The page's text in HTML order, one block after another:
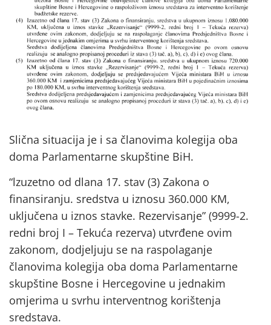
Slična situacija je i sa članovima kolegija oba
doma Parlamentarne skupštine BiH.
“lzuzetno od dlana 17. stav (3) Zakona o
finansiranju. sredstva u iznosu 360.000 KM,
uključena u iznos stavke. Rezervisanje” (9999-2.
redni broj I – Tekuća rezerva) utvrđene ovim
zakonom, dodjeljuju se na raspolaganje
članovima kolegija oba doma Parlamentarne
skupštine Bosne i Hercegovine u jednakim
omjerima u svrhu interventnog korištenja
sredstava.